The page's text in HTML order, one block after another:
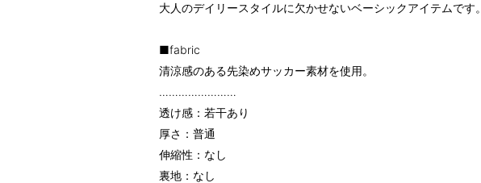
大人のデイリースタイルに欠かせないベーシックアイテムです。
■fabric
清涼感のある先染めサッカー素材を使用。
……………………
透け感：若干あり
厚さ：普通
伸縮性：なし
裏地：なし